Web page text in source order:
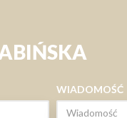
WIADOMOŚĆ